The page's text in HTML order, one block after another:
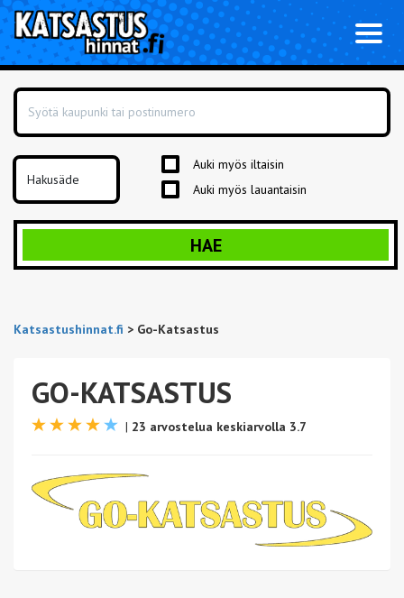
Auki myös iltaisin
Auki myös lauantaisin
HAE
Katsastushinnat.fi > Go-Katsastus
GO-KATSASTUS
| 23 arvostelua keskiarvolla 3.7